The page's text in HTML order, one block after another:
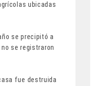
ubicadas
se precipitó a
se registraron
fue destruida